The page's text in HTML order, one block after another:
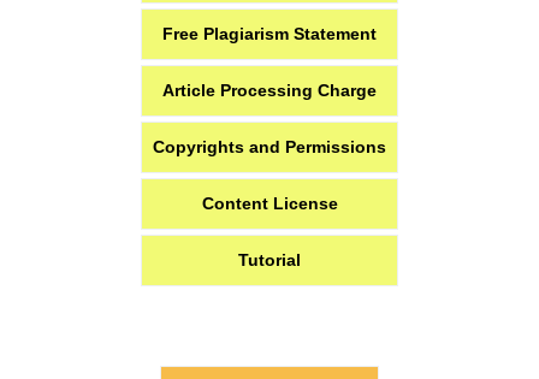
Free Plagiarism Statement
Article Processing Charge
Copyrights and Permissions
Content License
Tutorial